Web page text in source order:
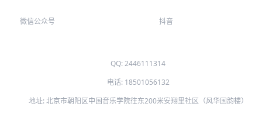
微信公众号 抖音
QQ: 2446111314
电话: 18501056132
地址: 北京市朝阳区中国音乐学院往东200米安翔里社区（风华国韵楼）